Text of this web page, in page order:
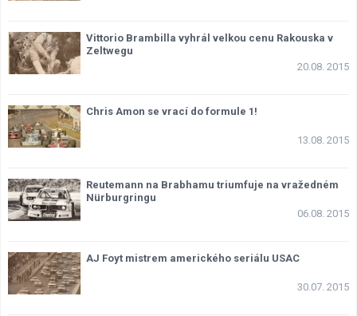
Vittorio Brambilla vyhrál velkou cenu Rakouska v
Zeltwegu
20.08. 2015
Chris Amon se vrací do formule 1!
13.08. 2015
Reutemann na Brabhamu triumfuje na vražedném
Nürburgringu
06.08. 2015
AJ Foyt mistrem amerického seriálu USAC
30.07. 2015